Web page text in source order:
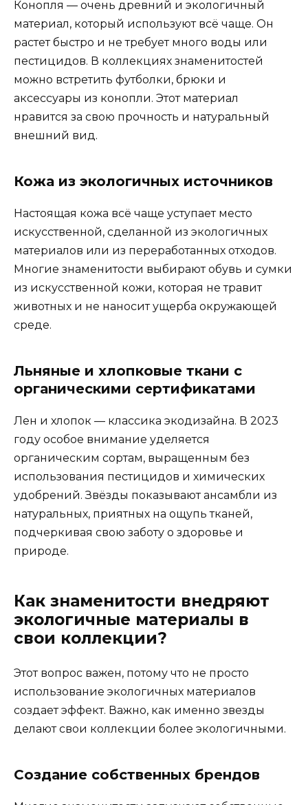
Конопля — очень древний и экологичный
материал, который используют всё чаще. Он
растет быстро и не требует много воды или
пестицидов. В коллекциях знаменитостей
можно встретить футболки, брюки и
аксессуары из конопли. Этот материал
нравится за свою прочность и натуральный
внешний вид.
Кожа из экологичных источников
Настоящая кожа всё чаще уступает место
искусственной, сделанной из экологичных
материалов или из переработанных отходов.
Многие знаменитости выбирают обувь и сумки
из искусственной кожи, которая не травит
животных и не наносит ущерба окружающей
среде.
Льняные и хлопковые ткани с
органическими сертификатами
Лен и хлопок — классика экодизайна. В 2023
году особое внимание уделяется
органическим сортам, выращенным без
использования пестицидов и химических
удобрений. Звёзды показывают ансамбли из
натуральных, приятных на ощупь тканей,
подчеркивая свою заботу о здоровье и
природе.
Как знаменитости внедряют
экологичные материалы в
свои коллекции?
Этот вопрос важен, потому что не просто
использование экологичных материалов
создает эффект. Важно, как именно звезды
делают свои коллекции более экологичными.
Создание собственных брендов